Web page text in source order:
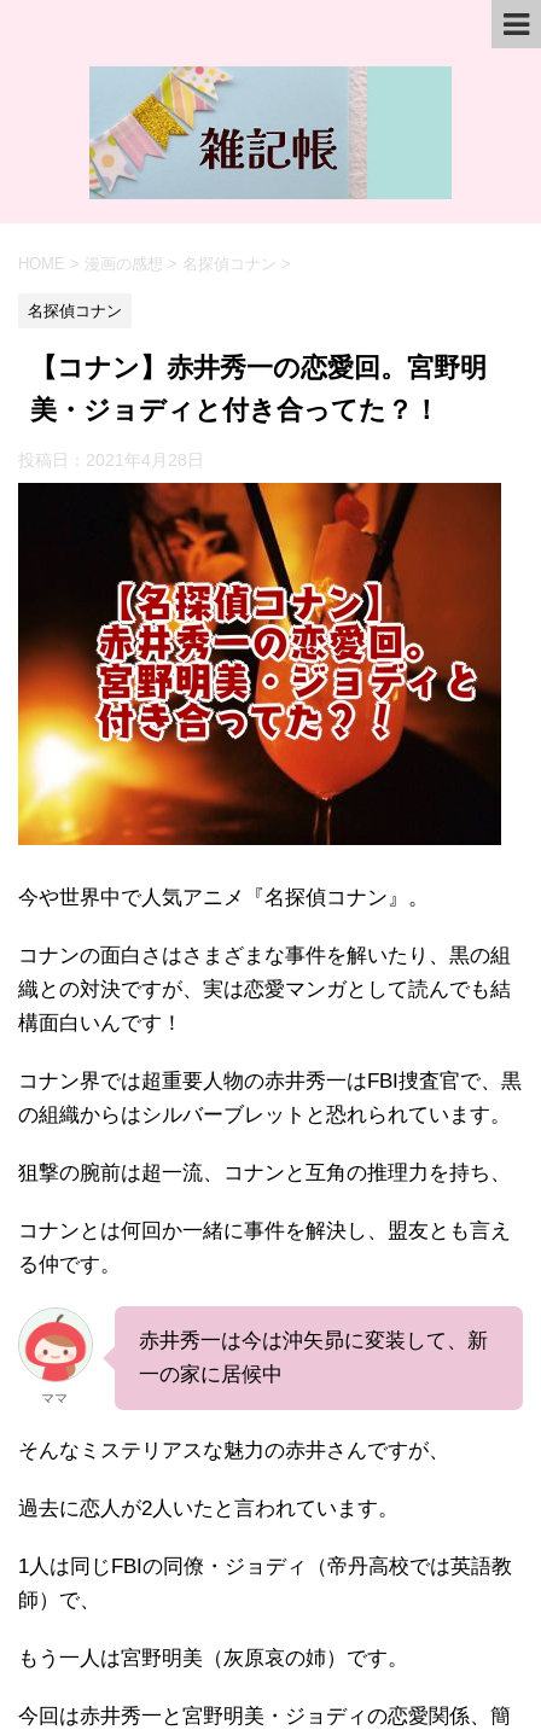
HOME > 漫画の感想 > 名探偵コナン >
名探偵コナン
【コナン】赤井秀一の恋愛回。宮野明
美・ジョディと付き合ってた？！
投稿日： 2021年4月28日
今や世界中で人気アニメ『名探偵コナン』。
コナンの面白さはさまざまな事件を解いたり、黒の組
織との対決ですが、実は恋愛マンガとして読んでも結
構面白いんです！
コナン界では超重要人物の赤井秀一はFBI捜査官で、黒
の組織からはシルバーブレットと恐れられています。
狙撃の腕前は超一流、コナンと互角の推理力を持ち、
コナンとは何回か一緒に事件を解決し、盟友とも言え
る仲です。
ママ
赤井秀一は今は沖矢昴に変装して、新
一の家に居候中
そんなミステリアスな魅力の赤井さんですが、
過去に恋人が2人いたと言われています。
1人は同じFBIの同僚・ジョディ（帝丹高校では英語教
師）で、
もう一人は宮野明美（灰原哀の姉）です。
今回は赤井秀一と宮野明美・ジョディの恋愛関係、簡